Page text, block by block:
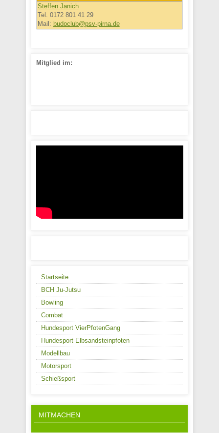
Steffen Janich
Tel. 0172 801 41 29
Mail: budoclub@psv-pirna.de
Mitglied im:
Startseite
BCH Ju-Jutsu
Bowling
Combat
Hundesport VierPfotenGang
Hundesport Elbsandsteinpfoten
Modellbau
Motorsport
Schießsport
MITMACHEN